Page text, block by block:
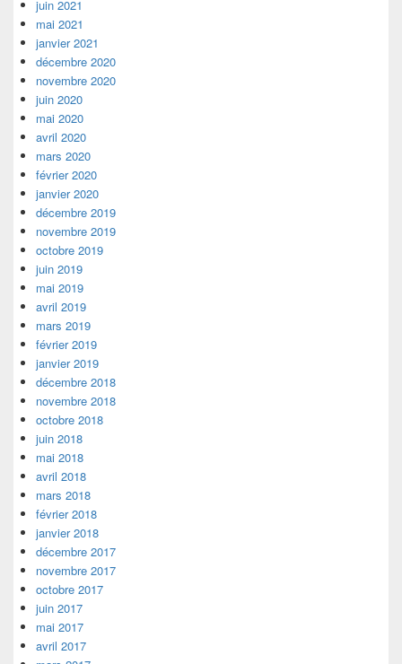
juin 2021
mai 2021
janvier 2021
décembre 2020
novembre 2020
juin 2020
mai 2020
avril 2020
mars 2020
février 2020
janvier 2020
décembre 2019
novembre 2019
octobre 2019
juin 2019
mai 2019
avril 2019
mars 2019
février 2019
janvier 2019
décembre 2018
novembre 2018
octobre 2018
juin 2018
mai 2018
avril 2018
mars 2018
février 2018
janvier 2018
décembre 2017
novembre 2017
octobre 2017
juin 2017
mai 2017
avril 2017